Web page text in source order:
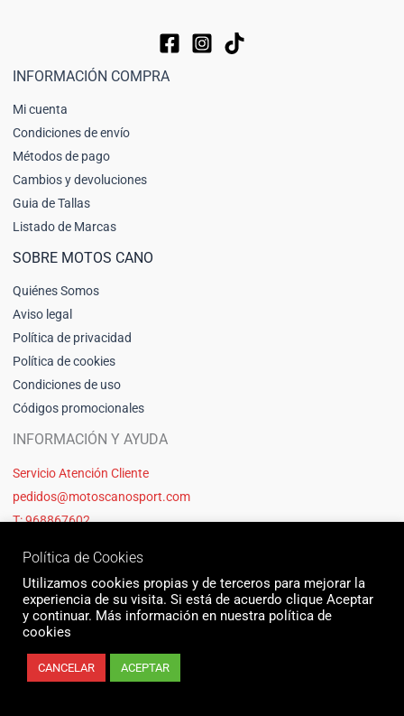
INFORMACIÓN COMPRA
Mi cuenta
Condiciones de envío
Métodos de pago
Cambios y devoluciones
Guia de Tallas
Listado de Marcas
SOBRE MOTOS CANO
Quiénes Somos
Aviso legal
Política de privacidad
Política de cookies
Condiciones de uso
Códigos promocionales
INFORMACIÓN Y AYUDA
Servicio Atención Cliente
pedidos@motoscanosport.com
T: 968867602
© 2026 Motos Cano Sport | Sitio web creado y mantenido por Unika web
Política de Cookies
Utilizamos cookies propias y de terceros para mejorar la
experiencia de su visita. Si está de acuerdo clique Aceptar
y continuar. Más información en nuestra política de
cookies
CANCELAR ACEPTAR